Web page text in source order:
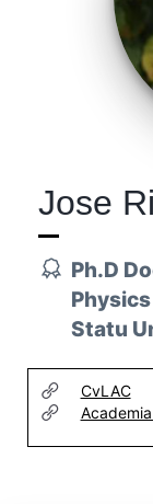
Jose
Ph.D
Statu
CvLAC